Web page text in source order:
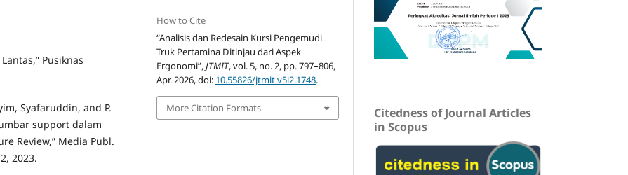
Pusiknas
Syafaruddin, and P.
support dalam
Review,” Media Publ.
2023.
How to Cite
“Analisis dan Redesain Kursi Pengemudi
Truk Pertamina Ditinjau dari Aspek
Ergonomi”,JTMIT, vol. 5, no. 2, pp. 797–806,
Apr. 2026, doi: 10.55826/jtmit.v5i2.1748.
More Citation Formats
Citedness of Journal Articles
in Scopus